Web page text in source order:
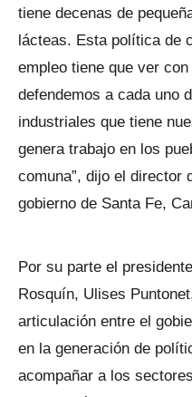
tiene decenas de
lácteas. Esta política de
empleo tiene que ver
defendemos a cada uno
industriales que tiene
genera trabajo en los
comuna”, dijo el director
gobierno de Santa Fe,
Por su parte el
Rosquín, Ulises
articulación entre el
en la generación de
acompañar a los